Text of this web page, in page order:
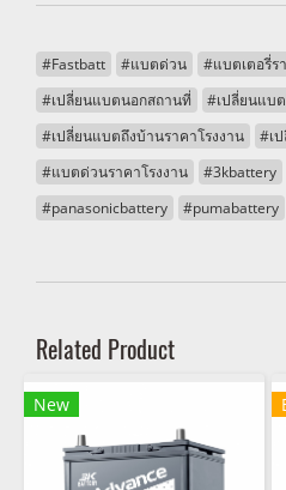
#Fastbatt #แบตด่วน
#แบตเตอรี่ร
#เปลี่ยนแบตนอกสถานที่
#เปลี่ยนแบ
#เปลี่ยนแบตถึงบ้านราคาโรงงาน
#เ
#แบตด่วนราคาโรงงาน
#3kbattery
#panasonicbattery
#pumabattery
Related Product
New